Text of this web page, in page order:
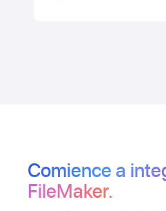
Comience a
FileMaker.